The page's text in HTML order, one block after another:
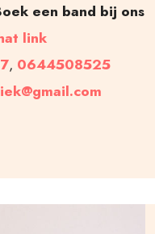
een band bij ons
link
, 0644508525